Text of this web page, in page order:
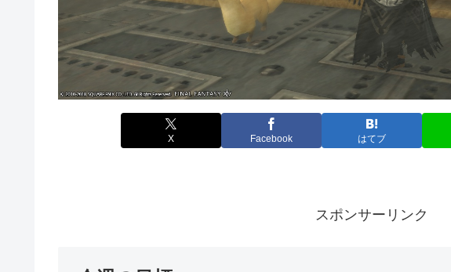
X Facebook はてブ
スポンサーリンク